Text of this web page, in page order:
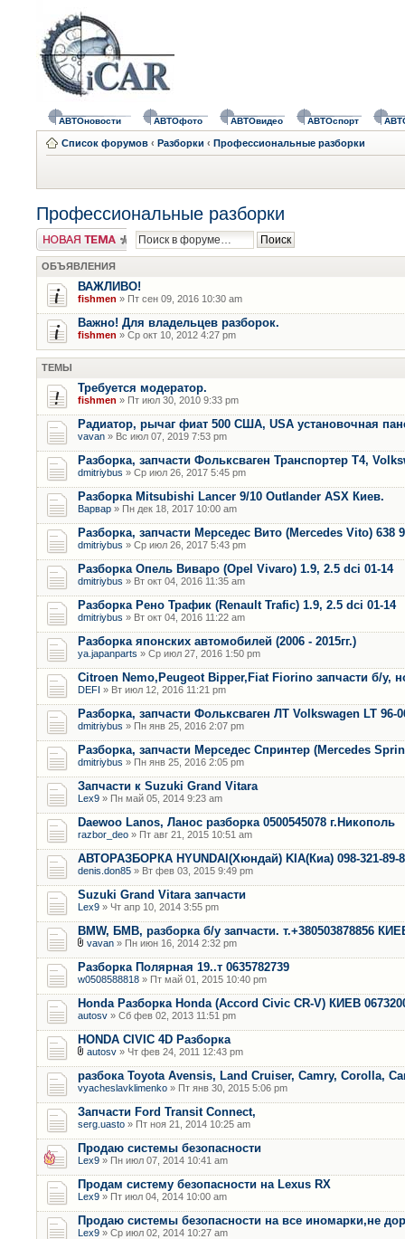
АВТОновости АВТОфото АВТОвидео АВТОспорт
Список форумов ‹ Разборки ‹ Профессиональные разборки
Профессиональные разборки
Новая тема
ОБЪЯВЛЕНИЯ
ВАЖЛИВО!
fishmen » Пт сен 09, 2016 10:30 am
Важно! Для владельцев разборок.
fishmen » Ср окт 10, 2012 4:27 pm
ТЕМЫ
Требуется модератор.
fishmen » Пт июл 30, 2010 9:33 pm
Радиатор, рычаг фиат 500 США, USA установочная
vavan » Вс июл 07, 2019 7:53 pm
Разборка, запчасти Фольксваген Транспортер Т4,
dmitriybus » Ср июл 26, 2017 5:45 pm
Разборка Mitsubishi Lancer 9/10 Outlander ASX Киев.
Варвар » Пн дек 18, 2017 10:00 am
Разборка, запчасти Мерседес Вито (Mercedes Vito) 638
dmitriybus » Ср июл 26, 2017 5:43 pm
Разборка Опель Виваро (Opel Vivaro) 1.9, 2.5 dci 01-14
dmitriybus » Вт окт 04, 2016 11:35 am
Разборка Рено Трафик (Renault Trafic) 1.9, 2.5 dci 01-14
dmitriybus » Вт окт 04, 2016 11:22 am
Разборка японских автомобилей (2006 - 2015гг.)
ya.japanparts » Ср июл 27, 2016 1:50 pm
Citroen Nemo,Peugeot Bipper,Fiat Fiorino запчасти б/у,
DEFI » Вт июл 12, 2016 11:21 pm
Разборка, запчасти Фольксваген ЛТ Volkswagen LT 96-
dmitriybus » Пн янв 25, 2016 2:07 pm
Разборка, запчасти Мерседес Спринтер (Mercedes
dmitriybus » Пн янв 25, 2016 2:05 pm
Запчасти к Suzuki Grand Vitara
Lex9 » Пн май 05, 2014 9:23 am
Daewoo Lanos, Ланос разборка 0500545078 г.Никополь
razbor_deo » Пт авг 21, 2015 10:51 am
АВТОРАЗБОРКА HYUNDAI(Хюндай) KIA(Киа) 098-321-89-
denis.don85 » Вт фев 03, 2015 9:49 pm
Suzuki Grand Vitara запчасти
Lex9 » Чт апр 10, 2014 3:55 pm
BMW, БМВ, разборка б/у запчасти. т.+380503878856
vavan » Пн июн 16, 2014 2:32 pm
Разборка Полярная 19..т 0635782739
w0508588818 » Пт май 01, 2015 10:40 pm
Honda Разборка Honda (Accord Civic CR-V) КИЕВ
autosv » Сб фев 02, 2013 11:51 pm
HONDA CIVIC 4D Разборка
autosv » Чт фев 24, 2011 12:43 pm
разбока Toyota Avensis, Land Cruiser, Camry, Corolla,
vyacheslavklimenko » Пт янв 30, 2015 5:06 pm
Запчасти Ford Transit Connect,
serg.uasto » Пт ноя 21, 2014 10:25 am
Продаю системы безопасности
Lex9 » Пн июл 07, 2014 10:41 am
Продам систему безопасности на Lexus RX
Lex9 » Пт июл 04, 2014 10:00 am
Продаю системы безопасности на все иномарки,не
Lex9 » Ср июл 02, 2014 10:27 am